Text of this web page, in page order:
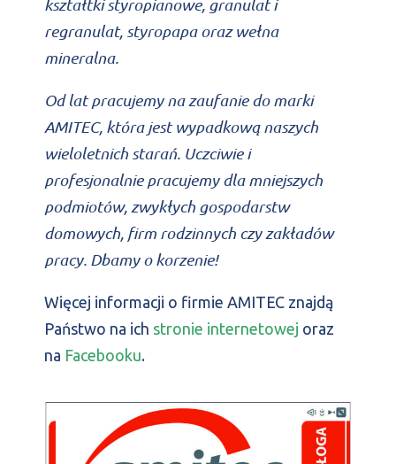
kształtki styropianowe, granulat i
regranulat, styropapa oraz wełna
mineralna.
Od lat pracujemy na zaufanie do marki
AMITEC, która jest wypadkową naszych
wieloletnich starań. Uczciwie i
profesjonalnie pracujemy dla mniejszych
podmiotów, zwykłych gospodarstw
domowych, firm rodzinnych czy zakładów
pracy. Dbamy o korzenie!
Więcej informacji o firmie AMITEC znajdą
Państwo na ich stronie internetowej oraz
na Facebooku.